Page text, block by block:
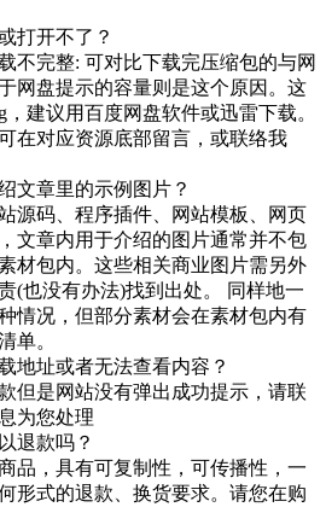
打开不了？
不完整: 可对比下载完压缩包的与网
网盘提示的容量则是这个原因。这
建议用百度网盘软件或迅雷下载。
在对应资源底部留言，或联络我
文章里的示例图片？
源码、程序插件、网站模板、网页
文章内用于介绍的图片通常并不包
材包内。这些相关商业图片需另外
(也没有办法)找到出处。 同样地一
情况，但部分素材会在素材包内有
单。
地址或者无法查看内容？
但是网站没有弹出成功提示，请联
为您处理
退款吗？
品，具有可复制性，可传播性，一
形式的退款、换货要求。请您在购